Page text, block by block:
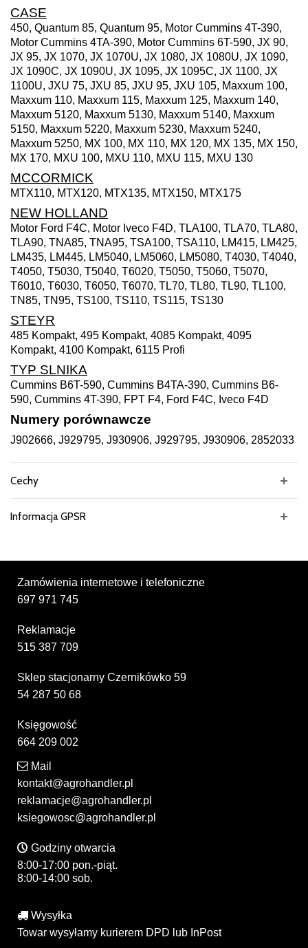
CASE
450, Quantum 85, Quantum 95, Motor Cummins 4T-390,
Motor Cummins 4TA-390, Motor Cummins 6T-590, JX 90,
JX 95, JX 1070, JX 1070U, JX 1080, JX 1080U, JX 1090,
JX 1090C, JX 1090U, JX 1095, JX 1095C, JX 1100, JX
1100U, JXU 75, JXU 85, JXU 95, JXU 105, Maxxum 100,
Maxxum 110, Maxxum 115, Maxxum 125, Maxxum 140,
Maxxum 5120, Maxxum 5130, Maxxum 5140, Maxxum
5150, Maxxum 5220, Maxxum 5230, Maxxum 5240,
Maxxum 5250, MX 100, MX 110, MX 120, MX 135, MX 150,
MX 170, MXU 100, MXU 110, MXU 115, MXU 130
MCCORMICK
MTX110, MTX120, MTX135, MTX150, MTX175
NEW HOLLAND
Motor Ford F4C, Motor Iveco F4D, TLA100, TLA70, TLA80,
TLA90, TNA85, TNA95, TSA100, TSA110, LM415, LM425,
LM435, LM445, LM5040, LM5060, LM5080, T4030, T4040,
T4050, T5030, T5040, T6020, T5050, T5060, T5070,
T6010, T6030, T6050, T6070, TL70, TL80, TL90, TL100,
TN85, TN95, TS100, TS110, TS115, TS130
STEYR
485 Kompakt, 495 Kompakt, 4085 Kompakt, 4095
Kompakt, 4100 Kompakt, 6115 Profi
TYP SLNIKA
Cummins B6T-590, Cummins B4TA-390, Cummins B6-
590, Cummins 4T-390, FPT F4, Ford F4C, Iveco F4D
Numery porównawcze
J902666, J929795, J930906, J929795, J930906, 2852033
Cechy
Informacja GPSR
Zamówienia internetowe i telefoniczne
697 971 745
Reklamacje
515 387 709
Sklep stacjonarny Czernikówko 59
54 287 50 68
Księgowość
664 209 002
Mail
kontakt@agrohandler.pl
reklamacje@agrohandler.pl
ksiegowosc@agrohandler.pl
Godziny otwarcia
8:00-17:00 pon.-piąt.
8:00-14:00 sob.
Wysyłka
Towar wysyłamy kurierem DPD lub InPost